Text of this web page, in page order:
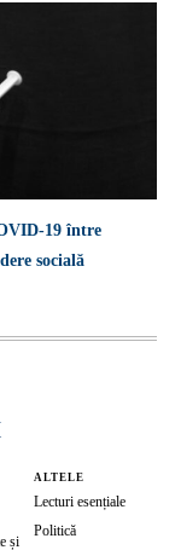
19 între
socială
și
ALTELE
Lecturi esențiale
Politică